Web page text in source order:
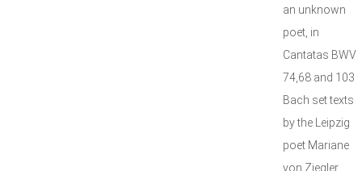
an unknown
poet, in
Cantatas BWV
74,68 and 103
Bach set texts
by the Leipzig
poet Mariane
von Ziegler,